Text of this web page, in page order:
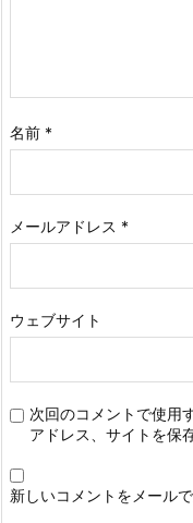
名前 *
メールアドレス *
ウェブサイト
次回のコメントで使用
アドレス、サイトを保
新しいコメントをメール